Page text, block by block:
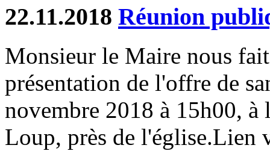
22.11.2018 Réunion
Monsieur le Maire nous
présentation de l'offre de
novembre 2018 à 15h00, à
Loup, près de l'église.Lien